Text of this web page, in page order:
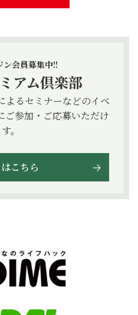
ン会員募集中!!
アム倶楽部
よるセミナーなどのイベ
ご参加・ご応募いただけ
。
こちら